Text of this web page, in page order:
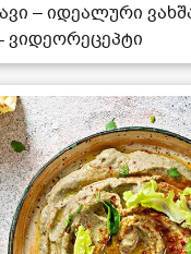
– იდეალური
ვიდეორეცეპტი